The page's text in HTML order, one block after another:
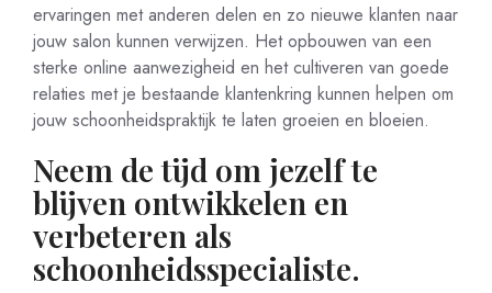
ervaringen met anderen delen en zo nieuwe klanten naar
jouw salon kunnen verwijzen. Het opbouwen van een
sterke online aanwezigheid en het cultiveren van goede
relaties met je bestaande klantenkring kunnen helpen om
jouw schoonheidspraktijk te laten groeien en bloeien.
Neem de tijd om jezelf te
blijven ontwikkelen en
verbeteren als
schoonheidsspecialiste.